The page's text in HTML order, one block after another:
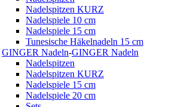
Nadelspitzen KURZ
Nadelspiele 10 cm
Nadelspiele 15 cm
Tunesische Häkelnadeln 15 cm
GINGER Nadeln-GINGER Nadeln
Nadelspitzen
Nadelspitzen KURZ
Nadelspiele 15 cm
Nadelspiele 20 cm